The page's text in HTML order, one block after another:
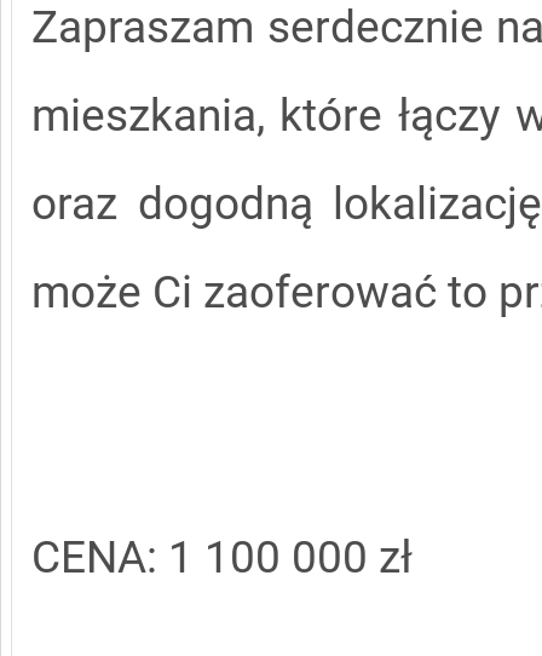
Zapraszam serdecznie
mieszkania, które łączy
oraz dogodną
może Ci zaoferować to
CENA: 1 100 000 zł